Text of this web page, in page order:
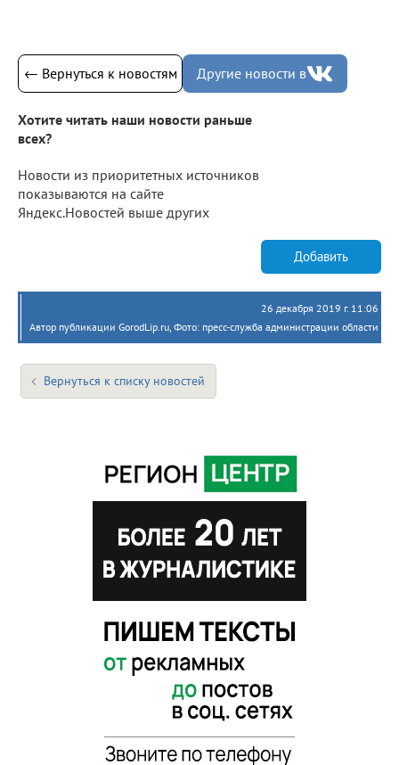
← Вернуться к новостям Другие новости в
Хотите читать наши новости раньше
всех?
Новости из приоритетных источников
показываются на сайте
Яндекс.Новостей выше других
Добавить
26 декабря 2019 г. 11:06
Автор публикации GorodLip.ru, Фото: пресс-служба администрации области
Вернуться к списку новостей